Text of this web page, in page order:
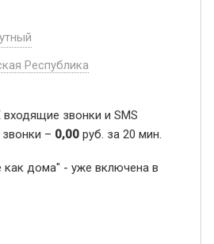
Республика
звонки и SMS
– 0,00 руб. за 20 мин.
как дома" - уже включена в